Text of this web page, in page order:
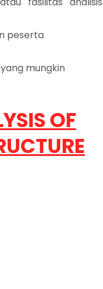
peserta
mungkin
OF